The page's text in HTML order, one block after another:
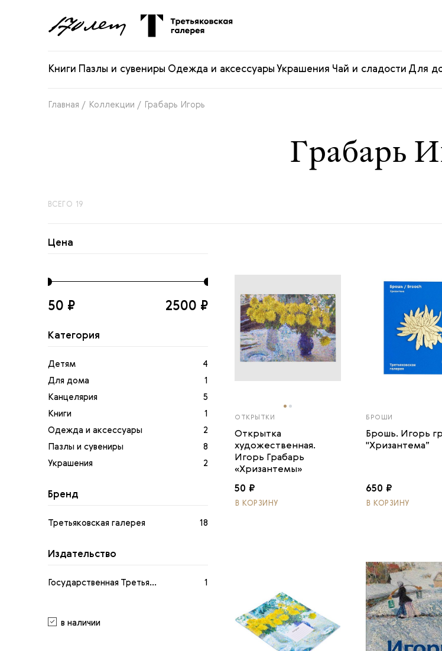
Книги Пазлы и сувениры Одежда и аксессуары Украшения Чай и сладости Для
Главная / Коллекции / Грабарь Игорь
Грабарь
ВСЕГО 19
Цена
50 ₽ 2500 ₽
Kaтегория
Детям
4
Для дома
1
Канцелярия
5
Книги
1
Одежда и аксессуары
2
Пазлы и сувениры
8
Украшения
2
Бренд
Третьяковская галерея 18
Издательство
Государственная Третья... 1
в наличии
ОТКРЫТКИ
Открытка
художественная.
Игорь Грабарь
«Хризантемы»
50 ₽
В КОРЗИНУ
БРОШИ
Брошь. Игорь
"Хризантема”
650 ₽
В КОРЗИНУ